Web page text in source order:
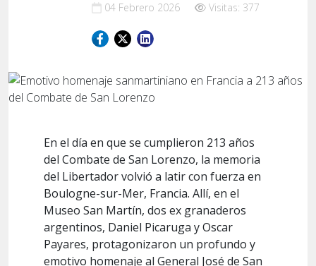
04 Febrero 2026 Visitas: 377
En el día en que se cumplieron 213 años
del Combate de San Lorenzo, la memoria
del Libertador volvió a latir con fuerza en
Boulogne-sur-Mer, Francia. Allí, en el
Museo San Martín, dos ex granaderos
argentinos, Daniel Picaruga y Oscar
Payares, protagonizaron un profundo y
emotivo homenaje al General José de San